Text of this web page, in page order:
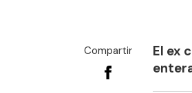
Compartir
El ex